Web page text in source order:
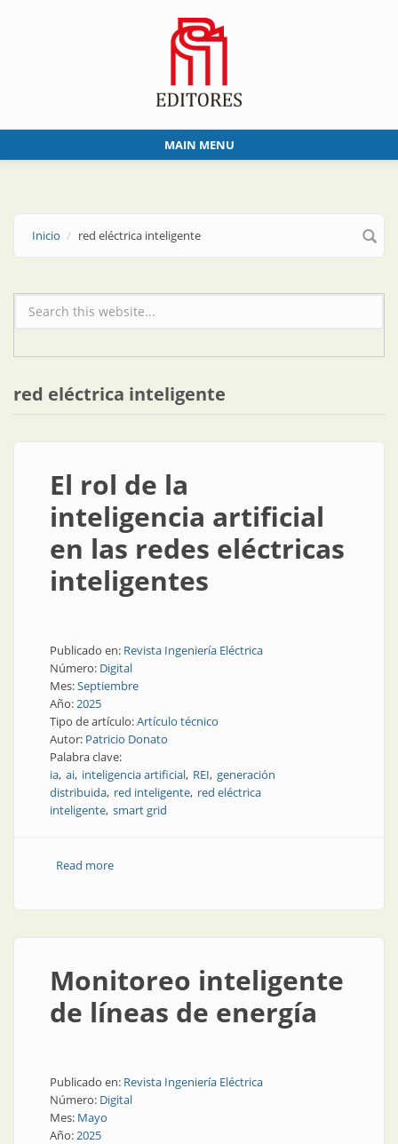
MAIN MENU
Inicio red eléctrica inteligente
Formulario de búsqueda
red eléctrica inteligente
El rol de la
inteligencia artificial
en las redes eléctricas
inteligentes
Publicado en: Revista Ingeniería Eléctrica
Número: Digital
Mes:Septiembre
Año:2025
Tipo de artículo:Artículo técnico
Autor: Patricio Donato
Palabra clave:
ia ai inteligencia artificial REI generación
distribuida red inteligente red eléctrica
inteligente smart grid
Read moreabout El rol de la inteligencia artificial en las redes
Monitoreo inteligente
de líneas de energía
Publicado en: Revista Ingeniería Eléctrica
Número: Digital
Mes: Mayo
Año:2025